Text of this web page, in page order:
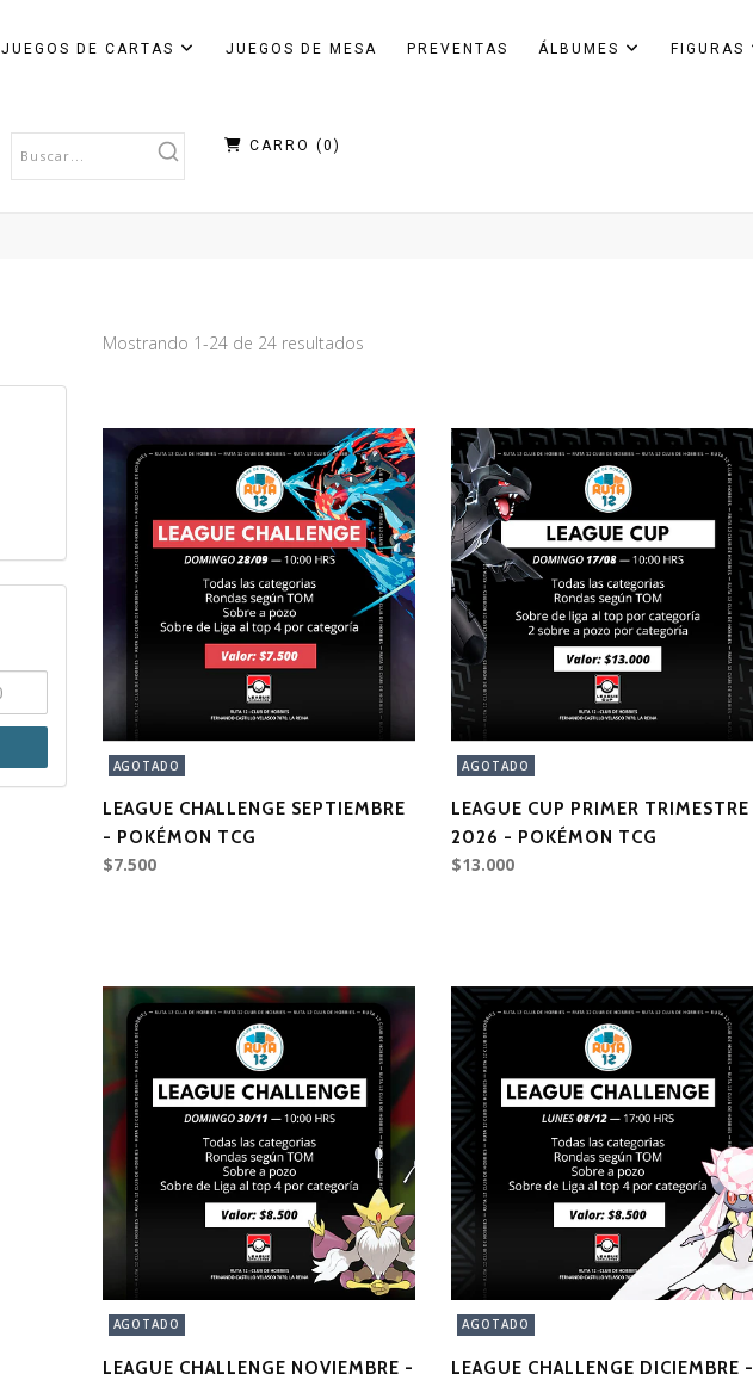
JUEGOS DE CARTAS JUEGOS DE MESA PREVENTAS ÁLBUMES FIGURAS
CARRO (0 )
Mostrando 1-24 de 24 resultados
AGOTADO
LEAGUE CHALLENGE SEPTIEMBRE
- POKÉMON TCG
$7.500
AGOTADO
LEAGUE CUP PRIMER TRIMESTRE
2026 - POKÉMON TCG
$13.000
AGOTADO
LEAGUE CHALLENGE NOVIEMBRE -
AGOTADO
LEAGUE CHALLENGE DICIEMBRE -